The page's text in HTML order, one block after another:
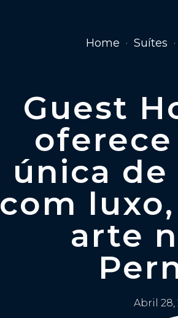
Home Suítes
Guest
única
com
arte
Abril 28,